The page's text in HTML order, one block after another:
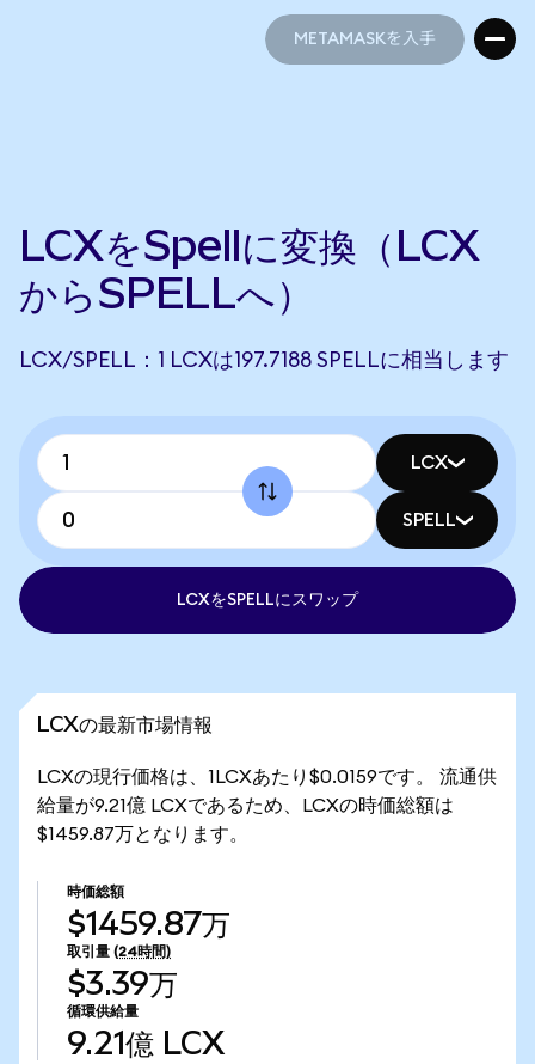
METAMASKを入手
LCXをSpellに変換（LCX
からSPELLへ）
LCX/SPELL：1 LCXは197.7188 SPELLに相当します
LCX
SPELL
LCXをSPELLにスワップ
LCXの最新市場情報
LCXの現行価格は、1LCXあたり$0.0159です。 流通供
給量が9.21億 LCXであるため、LCXの時価総額は
$1459.87万となります。
時価総額
$1459.87万
取引量 (24時間)
$3.39万
循環供給量
9.21億 LCX